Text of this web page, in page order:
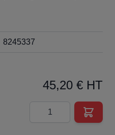
8245337
45,20 € HT
Quantité